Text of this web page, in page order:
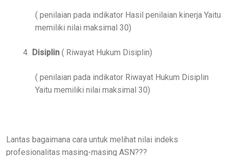
( penilaian pada indikator Hasil penilaian kinerja Yaitu
memiliki nilai maksimal 30)
4. Disiplin( Riwayat Hukum Disiplin)
( penilaian pada indikator Riwayat Hukum Disiplin
Yaitu memiliki nilai maksimal 30)
Lantas bagaimana cara untuk melihat nilai indeks
profesionalitas masing-masing ASN???